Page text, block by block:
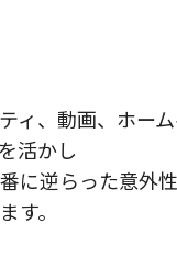
ィ、動画、ホー
活かし
に逆らった意外
す。